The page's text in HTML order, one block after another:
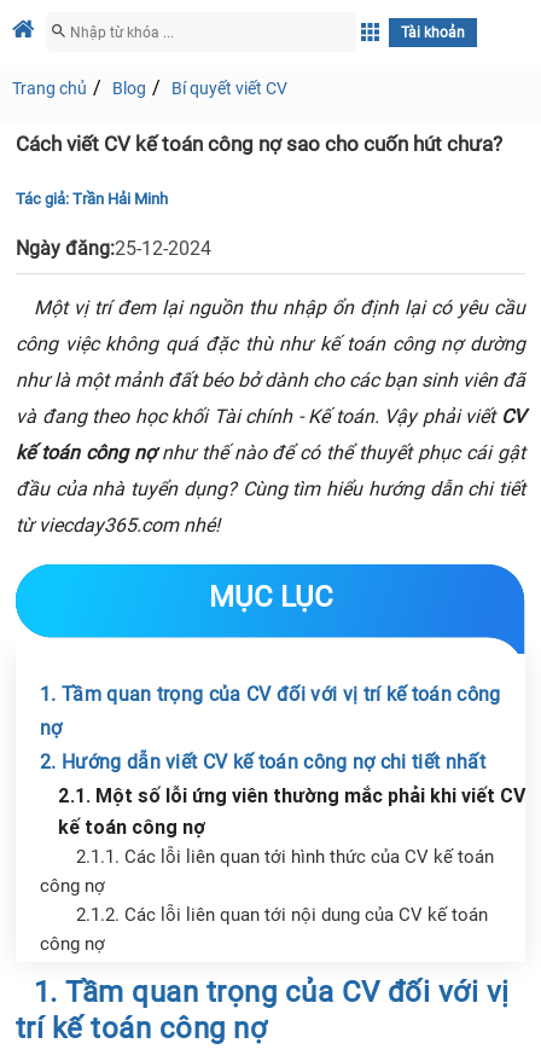
Tài khoản
Trang chủ Blog Bí quyết viết CV
Cách viết CV kế toán công nợ sao cho cuốn hút chưa?
Tác giả: Trần Hải Minh
Ngày đăng:25-12-2024
Một vị trí đem lại nguồn thu nhập ổn định lại có yêu cầu
công việc không quá đặc thù như kế toán công nợ dường
như là một mảnh đất béo bở dành cho các bạn sinh viên đã
và đang theo học khối Tài chính - Kế toán. Vậy phải viết CV
kế toán công nợnhư thế nào để có thể thuyết phục cái gật
đầu của nhà tuyển dụng? Cùng tìm hiểu hướng dẫn chi tiết
từ viecday365.com nhé!
MỤC LỤC
1. Tầm quan trọng của CV đối với vị trí kế toán công
nợ
2. Hướng dẫn viết CV kế toán công nợ chi tiết nhất
2.1. Một số lỗi ứng viên thường mắc phải khi viết CV
kế toán công nợ
2.1.1. Các lỗi liên quan tới hình thức của CV kế toán
công nợ
2.1.2. Các lỗi liên quan tới nội dung của CV kế toán
công nợ
2.2. Cách viết một số mục quan trọng trong CV kế
toán công nợ
2.2.1. Thông tin chung về bản thân
Chia sẻ tin với bạn bè
1. Tầm quan trọng của CV đối với vị
trí kế toán công nợ